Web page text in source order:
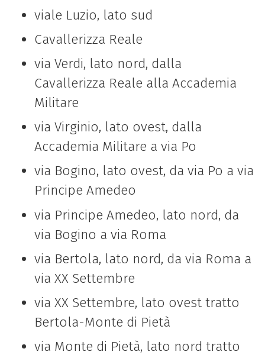
viale Luzio, lato sud
Cavallerizza Reale
via Verdi, lato nord, dalla
Cavallerizza Reale alla Accademia
Militare
via Virginio, lato ovest, dalla
Accademia Militare a via Po
via Bogino, lato ovest, da via Po a via
Principe Amedeo
via Principe Amedeo, lato nord, da
via Bogino a via Roma
via Bertola, lato nord, da via Roma a
via XX Settembre
via XX Settembre, lato ovest tratto
Bertola-Monte di Pietà
via Monte di Pietà, lato nord tratto